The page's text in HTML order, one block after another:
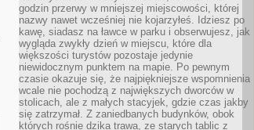
godzin przerwy w mniejszej miejscowości, której
nazwy nawet wcześniej nie kojarzyłeś. Idziesz po
kawę, siadasz na ławce w parku i obserwujesz, jak
wygląda zwykły dzień w miejscu, które dla
większości turystów pozostaje jedynie
niewidocznym punktem na mapie. Po pewnym
czasie okazuje się, że najpiękniejsze wspomnienia
wcale nie pochodzą z największych dworców w
stolicach, ale z małych stacyjek, gdzie czas jakby
się zatrzymał. Z zaniedbanych budynków, obok
których rośnie dzika trawa, ze starych tablic z